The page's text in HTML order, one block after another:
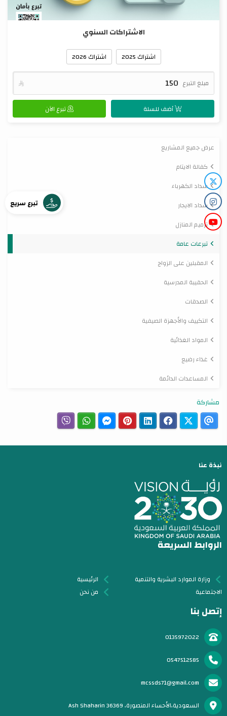
الاشتراكات السنوي
اشتراك 2025 اشتراك 2026
مبلغ التبرع 
أضف للسلة تبرع الآن
عرض جميع المشاريع
كفالة الايتام
سداد الكهرباء
سداد الايجار
ترميم المنازل
تبرعات عامة
المقبلين على الزواج
الحقيبة المدرسية
الصدقات
التكييف والأجهزة الصيفية
المواد الغذائية
غذاء رضيع
المساعدات الدائمة
مشاركة
نبذة عنا
الروابط السريعة
وزارة الموارد البشرية والتنمية
الاجتماعية
الرئيسية
من نحن
إتصل بنا
0135972022
0547512585
mcssds71@gmail.com
السعودية،الأحساء المنصورة، Ash Shaharin 36369
تبرع سريع